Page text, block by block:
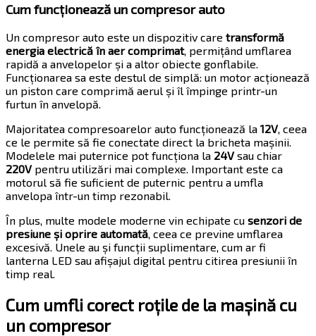
Cum funcționează un compresor auto
Un compresor auto este un dispozitiv care transformă
energia electrică în aer comprimat, permițând umflarea
rapidă a anvelopelor și a altor obiecte gonflabile.
Funcționarea sa este destul de simplă: un motor acționează
un piston care comprimă aerul și îl împinge printr-un
furtun în anvelopă.
Majoritatea compresoarelor auto funcționează la 12V, ceea
ce le permite să fie conectate direct la bricheta mașinii.
Modelele mai puternice pot funcționa la 24Vsau chiar
220Vpentru utilizări mai complexe. Important este ca
motorul să fie suficient de puternic pentru a umfla
anvelopa într-un timp rezonabil.
În plus, multe modele moderne vin echipate cu senzori de
presiune și oprire automată, ceea ce previne umflarea
excesivă. Unele au și funcții suplimentare, cum ar fi
lanterna LED sau afișajul digital pentru citirea presiunii în
timp real.
Cum umfli corect roțile de la mașină cu
un compresor